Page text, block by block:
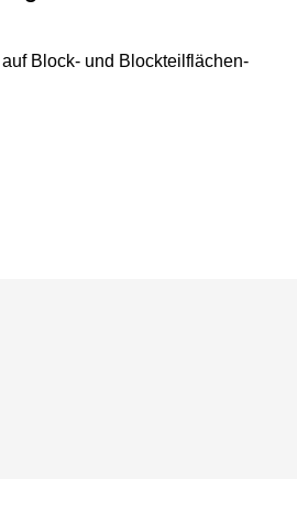
Block- und Blockteilflächen-